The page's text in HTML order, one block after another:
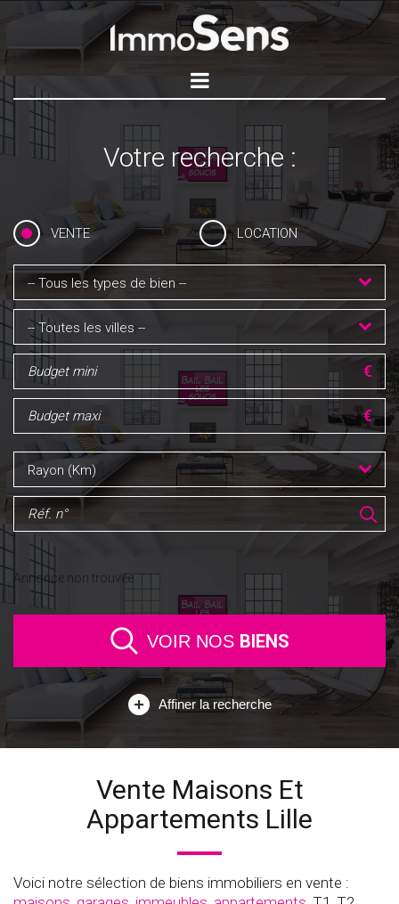
Votre recherche :
VENTE LOCATION
-- Tous les types de bien --
-- Toutes les villes --
Rayon (Km)
Annonce non trouvée
Affiner la recherche
VOIR NOS BIENS
Vente Maisons Et
Appartements Lille
Voici notre sélection de biens immobiliers en vente :